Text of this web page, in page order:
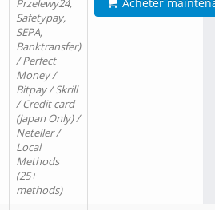
Przelewy24,
Safetypay,
SEPA,
Banktransfer)
/ Perfect
Money /
Bitpay / Skrill
/ Credit card
(Japan Only) /
Neteller /
Local
Methods
(25+
methods)